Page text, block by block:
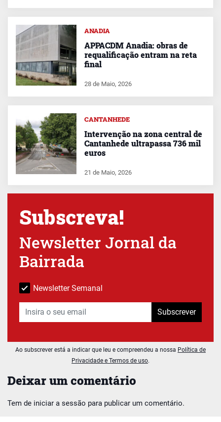
Deixar um comentário
Tem de iniciar a sessão para publicar um comentário.
ANADIA
APPACDM Anadia: obras de
requalificação entram na reta
final
28 de Maio, 2026
CANTANHEDE
Intervenção na zona central de
Cantanhede ultrapassa 736 mil
euros
21 de Maio, 2026
Subscreva!
Newsletter Jornal da
Bairrada
Newsletter Semanal
Subscrever
Ao subscrever está a indicar que leu e compreendeu a nossa Política de
Privacidade e Termos de uso.